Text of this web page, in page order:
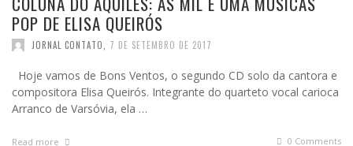
POP DE ELISA QUEIRÓS
JORNAL CONTATO, 7 DE SETEMBRO DE 2017
Hoje vamos de Bons Ventos, o segundo CD solo da cantora e
compositora Elisa Queirós. Integrante do quarteto vocal carioca
Arranco de Varsóvia, ela …
Read more 0 Comments